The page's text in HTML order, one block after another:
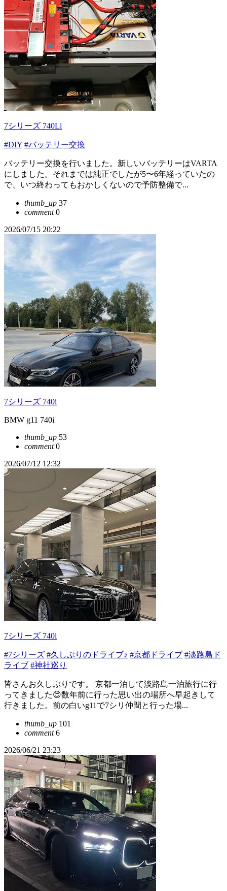
7シリーズ 740Li
#DIY #バッテリー交換
バッテリー交換を行いました。新しいバッテリーはVARTA
にしました。それまでは純正でしたが5〜6年経っていたの
で、いつ終わってもおかしくないので予防整備で...
thumb_up 37
comment0
2026/07/15 20:22
7シリーズ 740i
BMW g11 740i
thumb_up 53
comment0
2026/07/12 12:32
7シリーズ 740i
#7シリーズ #久しぶりのドライブ♪ #京都ドライブ #淡路島ド
ライブ #神社巡り
皆さんお久しぶりです。 京都一泊して淡路島一泊旅行に行
ってきました😊数年前に行った思い出の場所へ早起きして
行きました。前の白いg11で7シリ仲間と行った場...
thumb_up 101
comment6
2026/06/21 23:23